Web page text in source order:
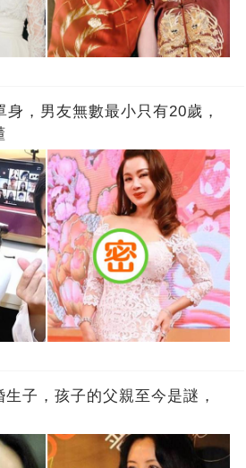
，男友無數最小只有20歲，
子，孩子的父親至今是謎，